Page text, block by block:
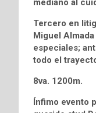
mediano al
Tercero en
Miguel
especiales;
todo el
8va. 1200m.
Ínfimo evento